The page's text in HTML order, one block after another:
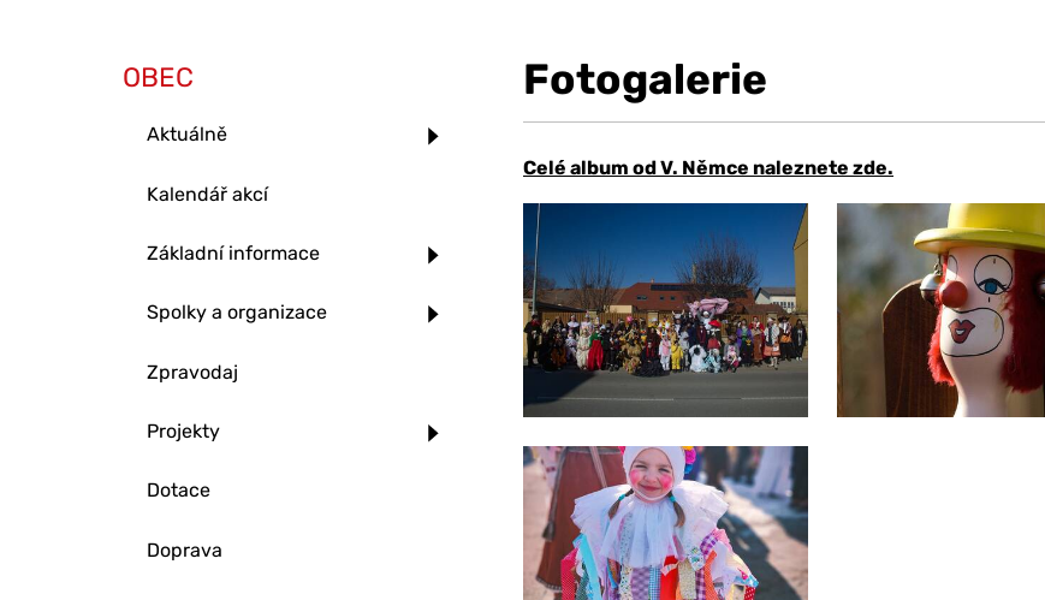
Fotogalerie
Celé album od V. Němce naleznete zde.
OBEC
Aktuálně
Kalendář akcí
Základní informace
Spolky a organizace
Zpravodaj
Projekty
Dotace
Doprava